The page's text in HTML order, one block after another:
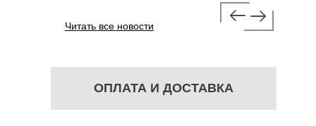
Читать все новости
ОПЛАТА И ДОСТАВКА